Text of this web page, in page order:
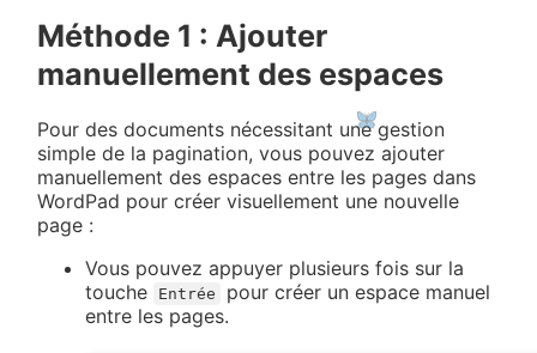
Méthode 1 : Ajouter
manuellement des espaces
Pour des documents nécessitant une gestion
simple de la pagination, vous pouvez ajouter
manuellement des espaces entre les pages dans
WordPad pour créer visuellement une nouvelle
page :
Vous pouvez appuyer plusieurs fois sur la
touche
Entrée
pour créer un espace manuel
entre les pages.